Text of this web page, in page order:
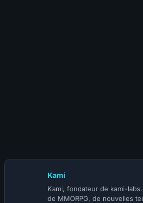
Kami
Kami, fondateur de kami-
de MMORPG, de nouvelles